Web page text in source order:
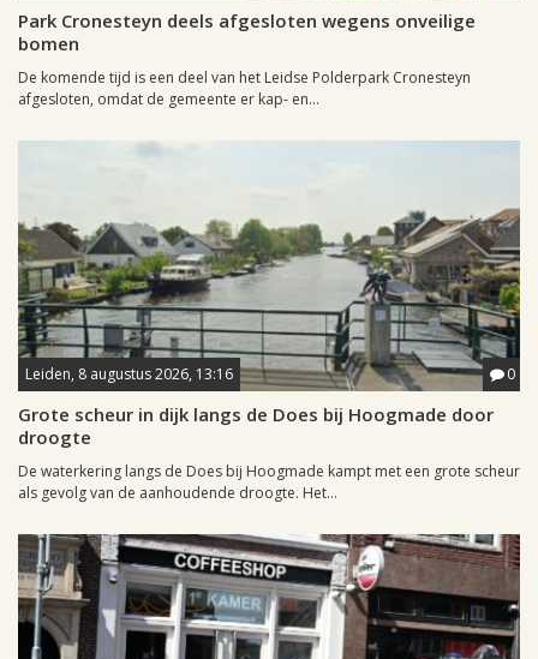
Park Cronesteyn deels afgesloten wegens onveilige
bomen
De komende tijd is een deel van het Leidse Polderpark Cronesteyn
afgesloten, omdat de gemeente er kap- en...
Leiden, 8 augustus 2026, 13:16 0
Grote scheur in dijk langs de Does bij Hoogmade door
droogte
De waterkering langs de Does bij Hoogmade kampt met een grote scheur
als gevolg van de aanhoudende droogte. Het...